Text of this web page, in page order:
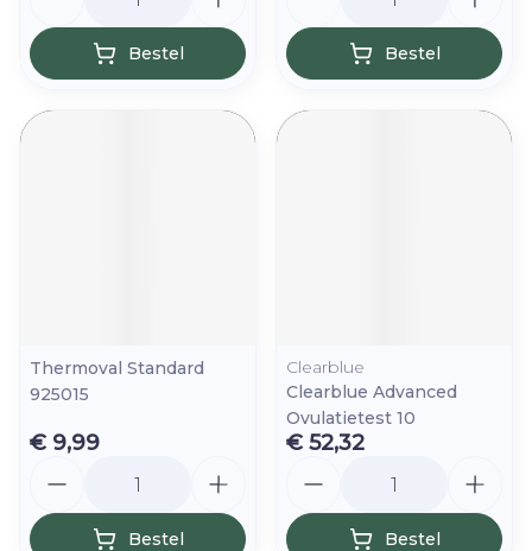
Bestel Bestel
Thermoval Standard
925015
€ 9,99
Bestel
Clearblue
Clearblue Advanced
Ovulatietest 10
€ 52,32
Bestel